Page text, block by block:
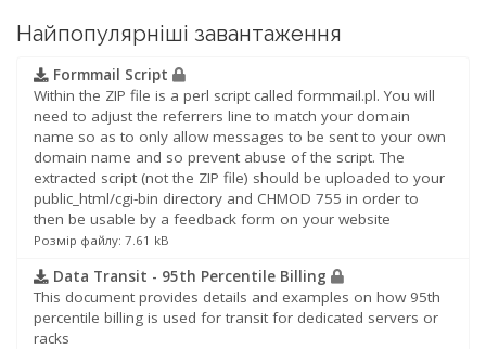
Найпопулярніші завантаження
Formmail Script
Within the ZIP file is a perl script called formmail.pl. You will
need to adjust the referrers line to match your domain
name so as to only allow messages to be sent to your own
domain name and so prevent abuse of the script. The
extracted script (not the ZIP file) should be uploaded to your
public_html/cgi-bin directory and CHMOD 755 in order to
then be usable by a feedback form on your website
Розмір файлу: 7.61 kB
Data Transit - 95th Percentile Billing
This document provides details and examples on how 95th
percentile billing is used for transit for dedicated servers or
racks